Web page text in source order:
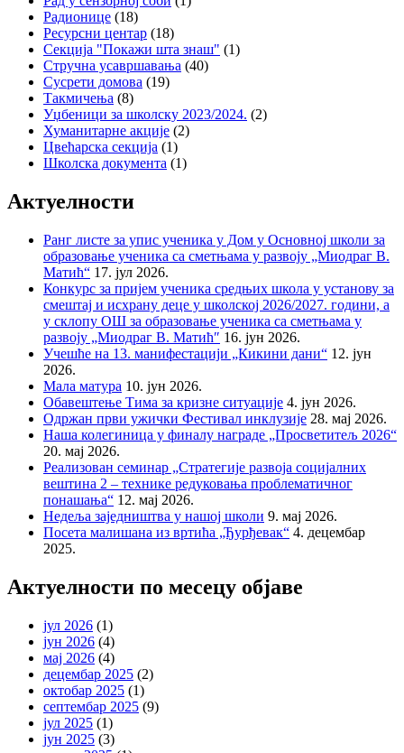
Радионице (18)
Ресурсни центар (18)
Секција "Покажи шта знаш" (1)
Стручна усавршавања (40)
Сусрети домова (19)
Такмичења (8)
Уџбеници за школску 2023/2024. (2)
Хуманитарне акције (2)
Цвећарска секција (1)
Школска документа (1)
Актуелности
Ранг листе за упис ученика у Дом у Основној школи за
образовање ученика са сметњама у развоју „Миодраг В.
Матић“ 17. јул 2026.
Конкурс за пријем ученика средњих школа у установу за
смештај и исхрану деце у школској 2026/2027. години, а
у склопу ОШ за образовање ученика са сметњама у
развоју „Миодраг В. Матић″ 16. јун 2026.
Учешће на 13. манифестацији „Кикини дани“ 12. јун
2026.
Мала матура 10. јун 2026.
Обавештење Тима за кризне ситуације 4. јун 2026.
Одржан први ужички Фестивал инклузије 28. мај 2026.
Наша колегиница у финалу награде „Просветитељ 2026“
20. мај 2026.
Реализован семинар „Стратегије развоја социјалних
вештина 2 – технике редуковања проблематичног
понашања“ 12. мај 2026.
Недеља заједништва у нашој школи 9. мај 2026.
Посета малишана из вртића „Ђурђевак“ 4. децембар
2025.
Актуелности по месецу објаве
јул 2026 (1)
јун 2026 (4)
мај 2026 (4)
децембар 2025 (2)
октобар 2025 (1)
септембар 2025 (9)
јул 2025 (1)
јун 2025 (3)